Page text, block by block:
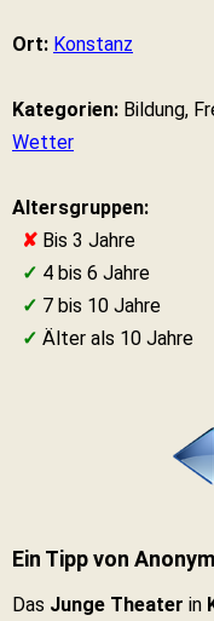
Ort: Konstanz
Kategorien: Bildung,
Wetter
Altersgruppen:
✘ Bis 3 Jahre
✓ 4 bis 6 Jahre
✓ 7 bis 10 Jahre
✓ Älter als 10 Jahre
Ein Tipp von
Das Junge Theater in